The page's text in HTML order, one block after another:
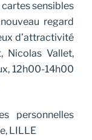
sensibles
regard
d’attractivité
Nicolas Vallet,
12h00-14h00
personnelles
LILLE